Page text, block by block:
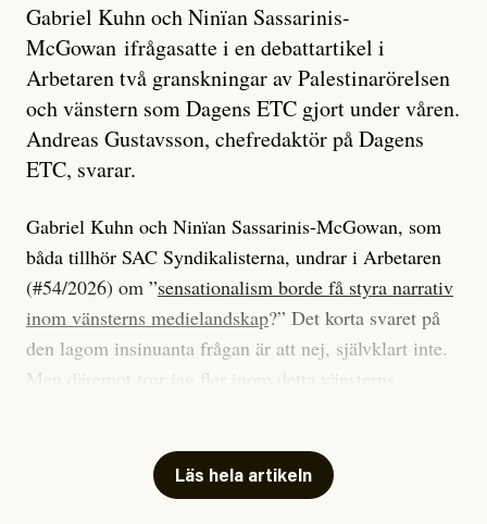
Gabriel Kuhn och Ninïan Sassarinis-
McGowan ifrågasatte i en debattartikel i
Arbetaren två granskningar av Palestinarörelsen
och vänstern som Dagens ETC gjort under våren.
Andreas Gustavsson, chefredaktör på Dagens
ETC, svarar.
Gabriel Kuhn och Ninïan Sassarinis-McGowan, som
båda tillhör SAC Syndikalisterna, undrar i Arbetaren
(#54/2026) om ”sensationalism borde få styra narrativ
inom vänsterns medielandskap?” Det korta svaret på
den lagom insinuanta frågan är att nej, självklart inte.
Men däremot tror jag fler inom detta vänsterns
journalistik som vänder sig till många snarare än att
jaga inbördes beundran. Det har i alla fall fungerat för
Läs hela artikeln